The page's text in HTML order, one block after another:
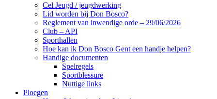
Cel Jeugd / jeugdwerking
Lid worden bij Don Bosco?
Reglement van inwendige orde – 29/06/2026
Club – API
Sporthallen
Hoe kan ik Don Bosco Gent een handje helpen?
Handige documenten
Spelregels
Sportblessure
Nuttige links
Ploegen